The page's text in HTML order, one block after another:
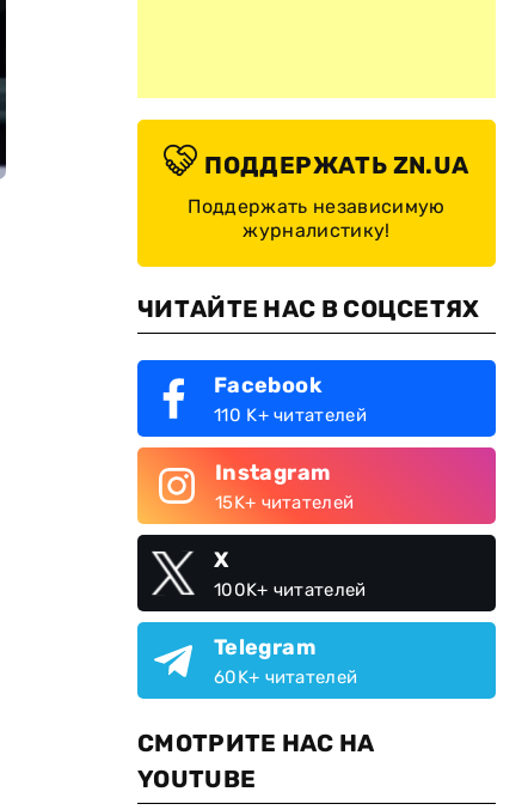
ПОДДЕРЖАТЬ ZN.UA
Поддержать независимую
журналистику!
ЧИТАЙТЕ НАС В СОЦСЕТЯХ
Facebook
110 K+ читателей
Instagram
15K+ читателей
X
100K+ читателей
Telegram
60K+ читателей
СМОТРИТЕ НАС НА
YOUTUBE